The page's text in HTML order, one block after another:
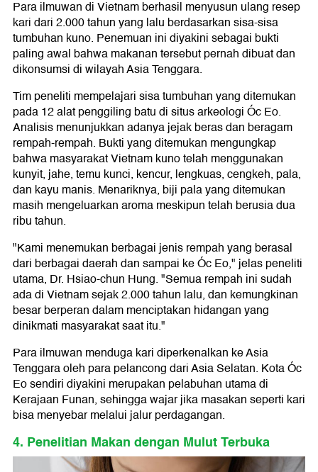
Para ilmuwan di Vietnam berhasil menyusun ulang resep
kari dari 2.000 tahun yang lalu berdasarkan sisa-sisa
tumbuhan kuno. Penemuan ini diyakini sebagai bukti
paling awal bahwa makanan tersebut pernah dibuat dan
dikonsumsi di wilayah Asia Tenggara.
Tim peneliti mempelajari sisa tumbuhan yang ditemukan
pada 12 alat penggiling batu di situs arkeologi Óc Eo.
Analisis menunjukkan adanya jejak beras dan beragam
rempah-rempah. Bukti yang ditemukan mengungkap
bahwa masyarakat Vietnam kuno telah menggunakan
kunyit, jahe, temu kunci, kencur, lengkuas, cengkeh, pala,
dan kayu manis. Menariknya, biji pala yang ditemukan
masih mengeluarkan aroma meskipun telah berusia dua
ribu tahun.
"Kami menemukan berbagai jenis rempah yang berasal
dari berbagai daerah dan sampai ke Óc Eo," jelas peneliti
utama, Dr. Hsiao-chun Hung. "Semua rempah ini sudah
ada di Vietnam sejak 2.000 tahun lalu, dan kemungkinan
besar berperan dalam menciptakan hidangan yang
dinikmati masyarakat saat itu."
Para ilmuwan menduga kari diperkenalkan ke Asia
Tenggara oleh para pelancong dari Asia Selatan. Kota Óc
Eo sendiri diyakini merupakan pelabuhan utama di
Kerajaan Funan, sehingga wajar jika masakan seperti kari
bisa menyebar melalui jalur perdagangan.
4. Penelitian Makan dengan Mulut Terbuka